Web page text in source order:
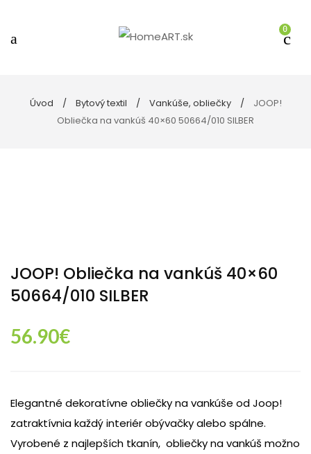
0
Úvod Bytový textil Vankúše, obliečky
JOOP!
Obliečka na vankúš 40×60 50664/010 SILBER
JOOP! Obliečka na vankúš 40×60
50664/010 SILBER
56.90€
Elegantné dekoratívne obliečky na vankúše od Joop!
zatraktívnia každý interiér obývačky alebo spálne.
Vyrobené z najlepších tkanín, obliečky na vankúš možno